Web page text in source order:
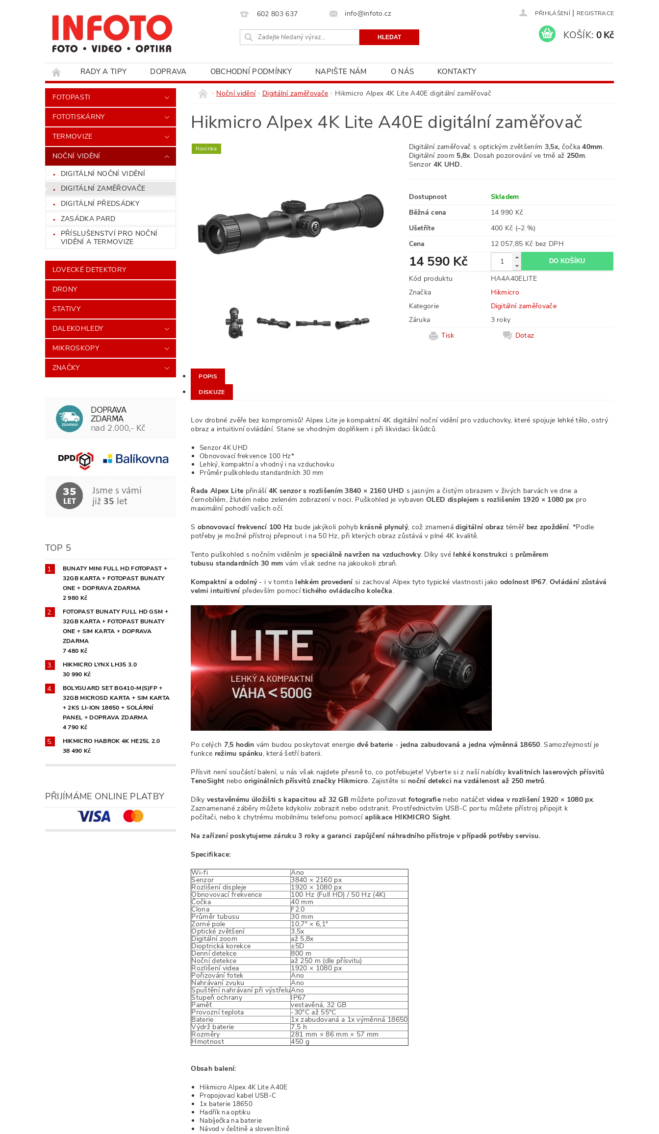
602 803 637 info@infoto.cz PŘIHLÁŠENÍ | REGISTRACE
KOŠÍK: 0 Kč
RADY A TIPY DOPRAVA OBCHODNÍ PODMÍNKY NAPIŠTE NÁM O NÁS
KONTAKTY
HODNOCENÍ OBCHODU
FOTOPASTI
FOTOTISKÁRNY
TERMOVIZE
NOČNÍ VIDĚNÍ
DIGITÁLNÍ NOČNÍ VIDĚNÍ
DIGITÁLNÍ ZAMĚŘOVAČE
DIGITÁLNÍ PŘEDSÁDKY
ZASÁDKA PARD
PŘÍSLUŠENSTVÍ PRO NOČNÍ
VIDĚNÍ A TERMOVIZE
LOVECKÉ DETEKTORY
DRONY
STATIVY
DALEKOHLEDY
MIKROSKOPY
ZNAČKY
TOP 5
BUNATY MINI FULL HD FOTOPAST +
32GB KARTA + FOTOPAST BUNATY
ONE + DOPRAVA ZDARMA
2 980 Kč
FOTOPAST BUNATY FULL HD GSM +
32GB KARTA + FOTOPAST BUNATY
ONE + SIM KARTA + DOPRAVA
ZDARMA
7 480 Kč
HIKMICRO LYNX LH35 3.0
30 990 Kč
BOLYGUARD SET BG410-M(S)FP +
32GB MICROSD KARTA + SIM KARTA
+ 2KS LI-ION 18650 + SOLÁRNÍ
PANEL + DOPRAVA ZDARMA
4 790 Kč
HIKMICRO HABROK 4K HE25L 2.0
38 490 Kč
PŘIJÍMÁME ONLINE PLATBY
Noční vidění Digitální zaměřovače Hikmicro Alpex 4K Lite A40E digitální zaměřovač
Hikmicro Alpex 4K Lite A40E digitální zaměřovač
Novinka Digitální zaměřovač s optickým zvětšením 3,5x, čočka40mm.
Digitální zoom 5,8x. Dosah pozorování ve tmě až 250m.
Senzor 4K UHD.
Dostupnost
Skladem
Běžná cena
14 990 Kč
Ušetříte
400 Kč (–2 %)
Cena
12 057,85 Kč bez DPH
14 590 Kč
Kód produktu
HA4A40ELITE
Značka
Hikmicro
Kategorie
Digitální zaměřovače
Záruka
3 roky
Tisk
Dotaz
POPIS
DISKUZE
Lov drobné zvěře bez kompromisů! Alpex Lite je kompaktní 4K digitální noční vidění pro vzduchovky, které spojuje lehké tělo, ostrý
obraz a intuitivní ovládání. Stane se vhodným doplňkem i při likvidaci škůdců.
Senzor 4K UHD
Obnovovací frekvence 100 Hz*
Lehký, kompaktní a vhodný i na vzduchovku
Průměr puškohledu standardních 30 mm
Řada Alpex Lite přináší4K senzor s rozlišením 3840 × 2160 UHD s jasným a čistým obrazem v živých barvách ve dne a
černobílém, žlutém nebo zeleném zobrazení v noci. Puškohled je vybaven OLED displejem s rozlišením 1920 × 1080 px pro
maximální pohodlí vašich očí.
S obnovovací frekvencí 100 Hz bude jakýkoli pohyb krásně plynulý, což znamená digitální obraz téměř bez zpoždění. *Podle
potřeby je možné přístroj přepnout i na 50 Hz, při kterých obraz zůstává v plné 4K kvalitě.
Tento puškohled s nočním viděním je speciálně navržen na vzduchovky. Díky své lehké konstrukci s průměrem
tubusu standardních 30 mm vám však sedne na jakoukoli zbraň.
Kompaktní a odolný- i v tomto lehkém provedení si zachoval Alpex tyto typické vlastnosti jako odolnost IP67. Ovládání zůstává
velmi intuitivní především pomocítichého ovládacího kolečka.
Po celých 7,5 hodin vám budou poskytovat energiedvě baterie - jedna zabudovaná a jedna výměnná 18650. Samozřejmostí je
funkce režimu spánku, která šetří baterii.
Přísvit není součástí balení, u nás však najdete přesně to, co potřebujete! Vyberte si z naší nabídky kvalitních laserových přísvitů
TenoSight nebo originálních přísvitů značky Hikmicro. Zajistěte si noční detekci na vzdálenost až 250 metrů.
Díkyvestavěnému úložišti s kapacitou až 32 GB můžete pořizovat fotografie nebo natáčet videa v rozlišení 1920 × 1080 px.
Zaznamenané záběry můžete kdykoliv zobrazit nebo odstranit. Prostřednictvím USB-C portu můžete přístroj připojit k
počítači, nebo k chytrému mobilnímu telefonu pomocíaplikace HIKMICRO Sight.
Na zařízení poskytujeme záruku 3 roky a garanci zapůjčení náhradního přístroje v případě potřeby servisu.
Specifikace:
Wi-fi
Ano
Senzor 3840 × 2160 px
Rozlišení displeje 1920 × 1080 px
Obnovovací frekvence 100 Hz (Full HD) / 50 Hz (4K)
Čočka 40 mm
Clona F2.0
Průměr tubusu 30 mm
Zorné pole 10,7° × 6,1°
Optické zvětšení 3,5x
Digitální zoom až 5,8x
Dioptrická korekce ±5D
Denní detekce 800 m
Noční detekce až 250 m (dle přísvitu)
Rozlišení videa 1920 × 1080 px
Pořizování fotek Ano
Nahrávaní zvuku Ano
Spuštění nahrávaní při výstřeluAno
Stupeň ochrany IP67
Paměť vestavěná, 32 GB
Provozní teplota -30°C až 55°C
Baterie 1x zabudovaná a 1x výměnná 18650
Výdrž baterie 7,5 h
Rozměry 281 mm × 86 mm × 57 mm
Hmotnost 450 g
Obsah balení:
Hikmicro Alpex 4K Lite A40E
Propojovací kabel USB-C
1x baterie 18650
Hadřík na optiku
Nabíječka na baterie
Návod v češtině a slovenštině